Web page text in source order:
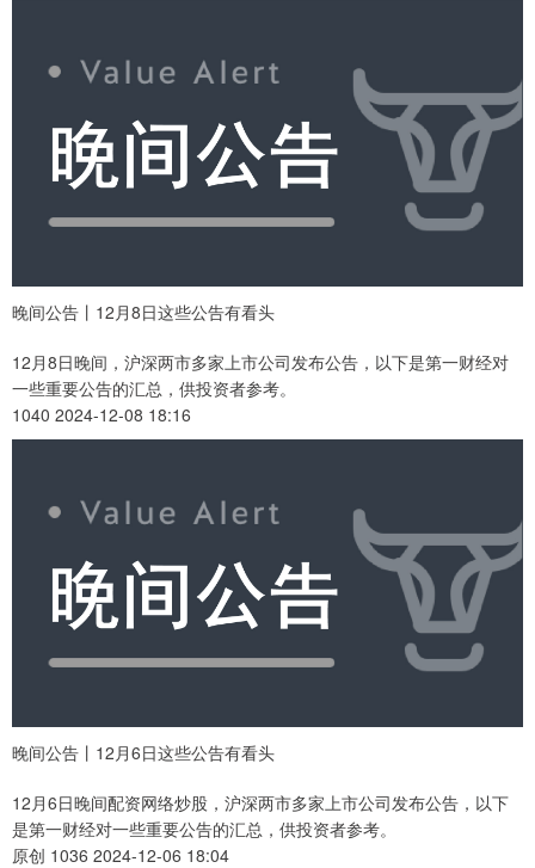
晚间公告丨12月8日这些公告有看头
12月8日晚间，沪深两市多家上市公司发布公告，以下是第一财经对
一些重要公告的汇总，供投资者参考。
1040 2024-12-08 18:16
晚间公告丨12月6日这些公告有看头
12月6日晚间配资网络炒股，沪深两市多家上市公司发布公告，以下
是第一财经对一些重要公告的汇总，供投资者参考。
原创 1036 2024-12-06 18:04